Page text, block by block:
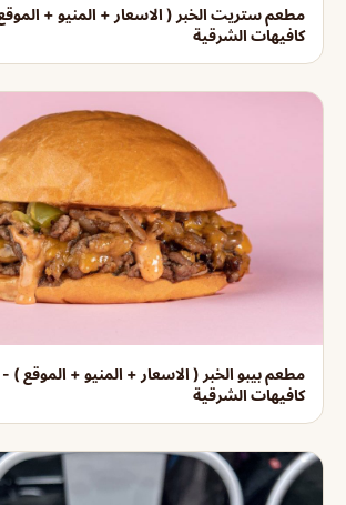
مطعم ستريت الخبر ( الاسعار + المنيو +
كافيهات الشرقية
مطعم بيبو الخبر ( الاسعار + المنيو + الموقع )
كافيهات الشرقية